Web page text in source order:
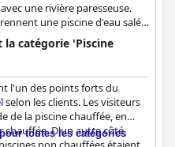
une rivière paresseuse.
une piscine d'eau salée
séparée pour enfants.
la catégorie 'Piscine
l'un des points forts du
selon les clients. Les visiteurs
de la piscine chauffée, en
chauffée. D'un autre côté,
toutes les catégories